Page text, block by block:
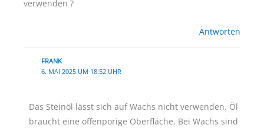
verwenden ?
Antworten
FRANK
6. MAI 2025 UM 18:52 UHR
Das Steinöl lässt sich auf Wachs nicht verwenden. Öl
braucht eine offenporige Oberfläche. Bei Wachs sind